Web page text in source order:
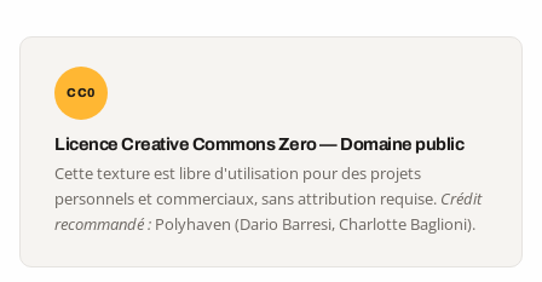
CC0
Licence Creative Commons Zero — Domaine public
Cette texture est libre d'utilisation pour des projets
personnels et commerciaux, sans attribution requise. Crédit
recommandé : Polyhaven (Dario Barresi, Charlotte Baglioni).